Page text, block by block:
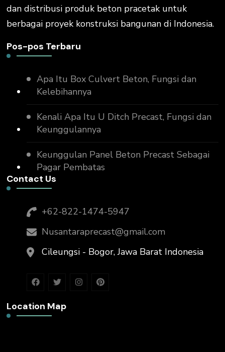
dan distribusi produk beton pracetak untuk
berbagai proyek konstruksi bangunan di Indonesia.
Pos-pos Terbaru
Apa Itu Box Culvert Beton, Fungsi dan
Kelebihannya
Kenali Apa Itu U Ditch Precast, Fungsi dan
Keunggulannya
Keunggulan Panel Beton Precast Sebagai
Pagar Pembatas
Contact Us
+62-822-1474-5947
Nusantaraprecast@gmail.com
Cileungsi - Bogor, Jawa Barat Indonesia
Location Map